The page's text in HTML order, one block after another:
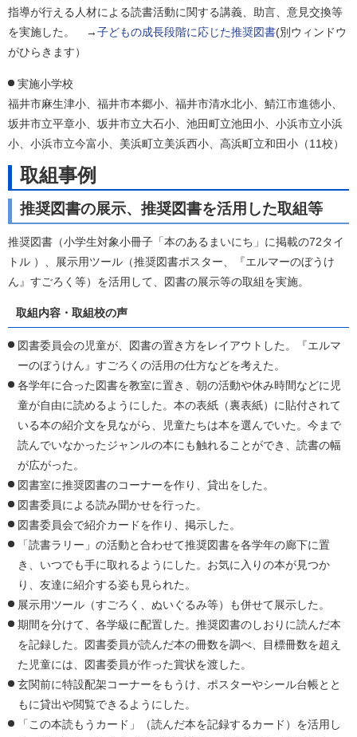
指導が行える人材による読書活動に関する講義、助言、意見交換等
を実施した。 →子どもの成長段階に応じた推奨図書(別ウィンドウ
がひらきます）
実施小学校
福井市麻生津小、福井市本郷小、福井市清水北小、鯖江市進徳小、
坂井市立平章小、坂井市立大石小、池田町立池田小、小浜市立小浜
小、小浜市立今富小、美浜町立美浜西小、高浜町立和田小（11校）
取組事例
推奨図書の展示、推奨図書を活用した取組等
推奨図書（小学生対象小冊子「本のあるまいにち」に掲載の72タイ
トル ）、展示用ツール（推奨図書ポスター、『エルマーのぼうけ
ん』すごろく等）を活用して、図書の展示等の取組を実施。
取組内容・取組校の声
図書委員会の児童が、図書の置き方をレイアウトした。『エルマ
ーのぼうけん』すごろくの活用の仕方などを考えた。
各学年に合った図書を教室に置き、朝の活動や休み時間などに児
童が自由に読めるようにした。本の表紙（裏表紙）に貼付されて
いる本の紹介文を見ながら、児童たちは本を選んでいた。今まで
読んでいなかったジャンルの本にも触れることができ、読書の幅
が広がった。
図書室に推奨図書のコーナーを作り、貸出をした。
図書委員による読み聞かせを行った。
図書委員会で紹介カードを作り、掲示した。
「読書ラリー」の活動と合わせて推奨図書を各学年の廊下に置
き、いつでも手に取れるようにした。お気に入りの本が見つか
り、友達に紹介する姿も見られた。
展示用ツール（すごろく、ぬいぐるみ等）も併せて展示した。
期間を分けて、各学級に配置した。推奨図書のしおりに読んだ本
を記録した。図書委員が読んだ本の冊数を調べ、目標冊数を超え
た児童には、図書委員が作った賞状を渡した。
玄関前に特設配架コーナーをもうけ、ポスターやシール台帳とと
もに貸出や閲覧できるようにした。
「この本読もうカード」（読んだ本を記録するカード）を活用し